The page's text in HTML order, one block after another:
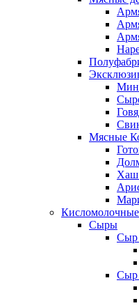
Мясные
Сыры
Сыр
Сыр